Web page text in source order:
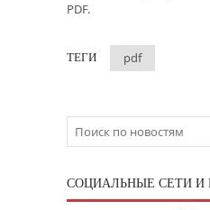
PDF.
ТЕГИ pdf
CОЦИАЛЬНЫЕ СЕТИ И